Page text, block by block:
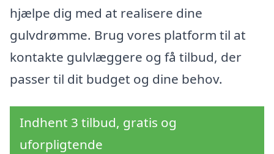
hjælpe dig med at realisere dine
gulvdrømme. Brug vores platform til at
kontakte gulvlæggere og få tilbud, der
passer til dit budget og dine behov.
Indhent 3 tilbud, gratis og
uforpligtende